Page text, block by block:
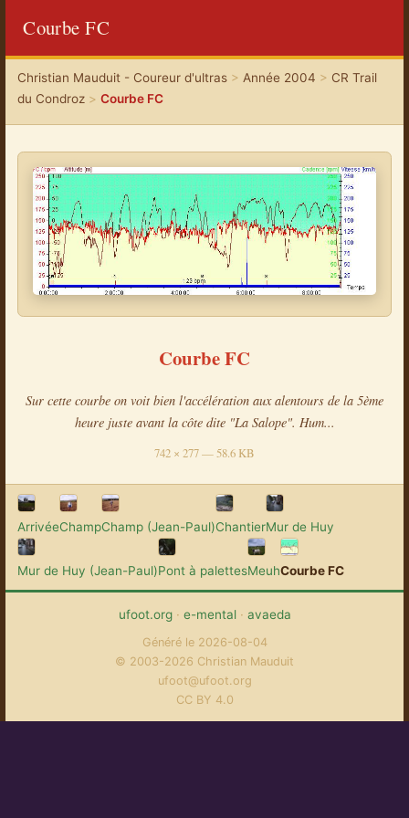
Courbe FC
Christian Mauduit - Coureur d'ultras> Année 2004 > CR Trail
du Condroz> Courbe FC
Courbe FC
Sur cette courbe on voit bien l'accélération aux alentours de la 5ème
heure juste avant la côte dite "La Salope". Hum...
742 × 277 — 58.6 KB
ArrivéeChampChamp (Jean-Paul)ChantierMur de Huy
Mur de Huy (Jean-Paul)Pont à palettesMeuhCourbe FC
ufoot.org· e-mental· avaeda
Généré le 2026-08-04
© 2003-2026 Christian Mauduit
ufoot@ufoot.org
CC BY 4.0